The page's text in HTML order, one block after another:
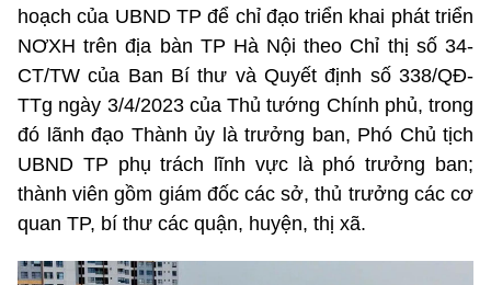
hoạch của UBND TP để chỉ đạo triển khai phát triển
NƠXH trên địa bàn TP Hà Nội theo Chỉ thị số 34-
CT/TW của Ban Bí thư và Quyết định số 338/QĐ-
TTg ngày 3/4/2023 của Thủ tướng Chính phủ, trong
đó lãnh đạo Thành ủy là trưởng ban, Phó Chủ tịch
UBND TP phụ trách lĩnh vực là phó trưởng ban;
thành viên gồm giám đốc các sở, thủ trưởng các cơ
quan TP, bí thư các quận, huyện, thị xã.